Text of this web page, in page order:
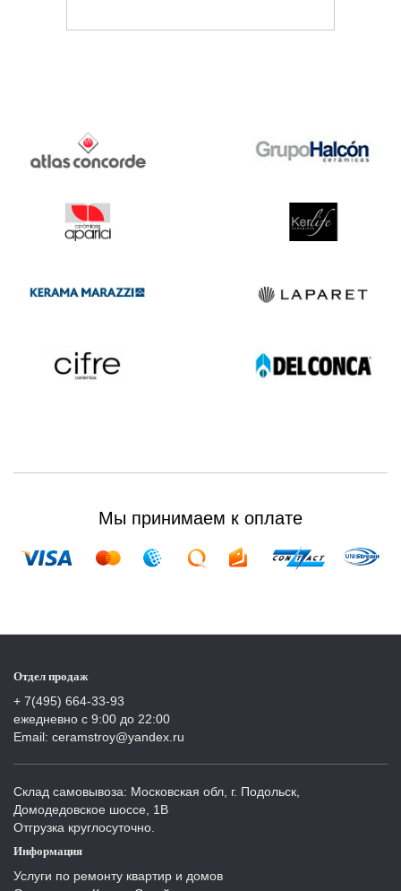
Мы принимаем к оплате
Отдел продаж
+ 7(495) 664-33-93
ежедневно с 9:00 до 22:00
Email: ceramstroy@yandex.ru
Склад самовывоза: Московская обл, г. Подольск,
Домодедовское шоссе, 1В
Отгрузка круглосуточно.
Информация
Услуги по ремонту квартир и домов